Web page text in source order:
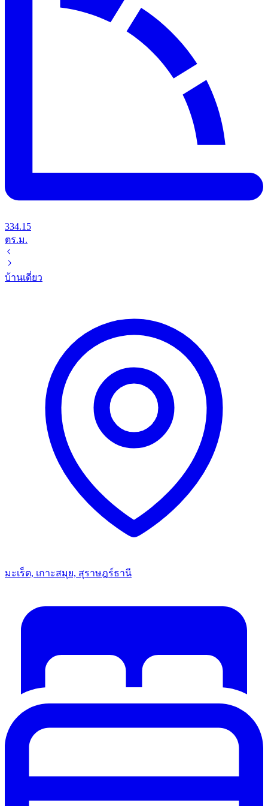
334.15
ตร.ม.
บ้านเดี่ยว
มะเร็ต, เกาะสมุย, สุราษฎร์ธานี